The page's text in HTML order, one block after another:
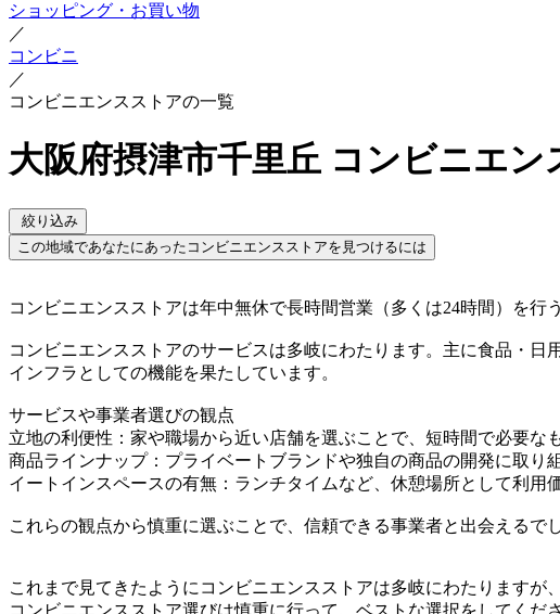
ショッピング・お買い物
／
コンビニ
／
コンビニエンスストアの一覧
大阪府摂津市千里丘 コンビニエ
絞り込み
この地域であなたにあったコンビニエンスストアを見つけるには
コンビニエンスストアは年中無休で長時間営業（多くは24時間）を
コンビニエンスストアのサービスは多岐にわたります。主に食品・
インフラとしての機能を果たしています。
サービスや事業者選びの観点
立地の利便性：家や職場から近い店舗を選ぶことで、短時間で必要な
商品ラインナップ：プライベートブランドや独自の商品の開発に取
イートインスペースの有無：ランチタイムなど、休憩場所として利用
これらの観点から慎重に選ぶことで、信頼できる事業者と出会えるでし
これまで見てきたようにコンビニエンスストアは多岐にわたりますが
コンビニエンスストア選びは慎重に行って、ベストな選択をしてくださ